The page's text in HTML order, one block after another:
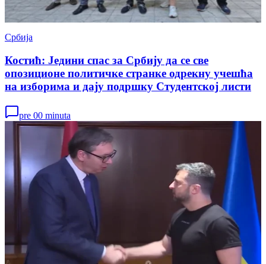
Србија
Костић: Једини спас за Србију да се све
опозиционе политичке странке одрекну учешћа
на изборима и дају подршку Студентској листи
pre 00 minuta